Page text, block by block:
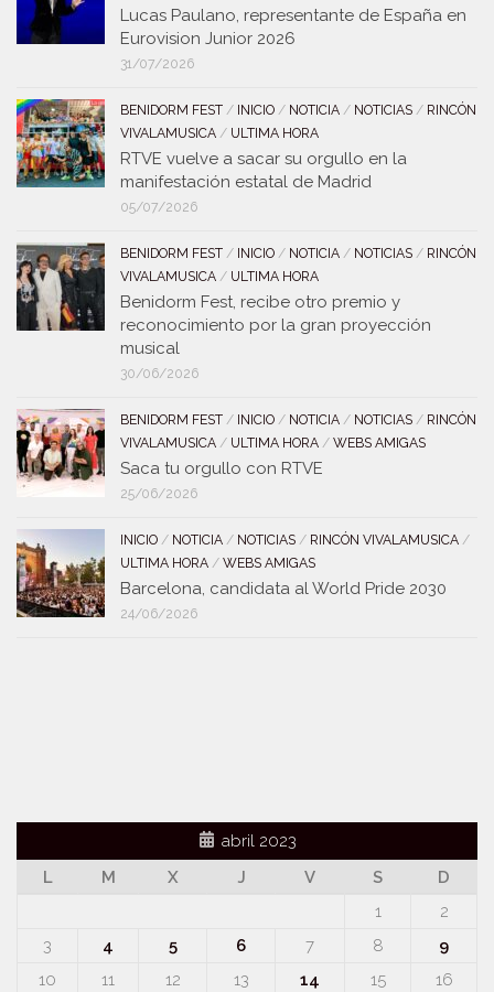
Lucas Paulano, representante de España en
Eurovision Junior 2026
31/07/2026
BENIDORM FEST / INICIO / NOTICIA / NOTICIAS / RINCÓN
VIVALAMUSICA / ULTIMA HORA
RTVE vuelve a sacar su orgullo en la
manifestación estatal de Madrid
05/07/2026
BENIDORM FEST / INICIO / NOTICIA / NOTICIAS / RINCÓN
VIVALAMUSICA / ULTIMA HORA
Benidorm Fest, recibe otro premio y
reconocimiento por la gran proyección
musical
30/06/2026
BENIDORM FEST / INICIO / NOTICIA / NOTICIAS / RINCÓN
VIVALAMUSICA / ULTIMA HORA / WEBS AMIGAS
Saca tu orgullo con RTVE
25/06/2026
INICIO / NOTICIA / NOTICIAS / RINCÓN VIVALAMUSICA /
ULTIMA HORA / WEBS AMIGAS
Barcelona, candidata al World Pride 2030
24/06/2026
abril 2023
L
M X J V S
D
1
2
3
4 5 6 7 8
9
10
11 12 13 14 15
16